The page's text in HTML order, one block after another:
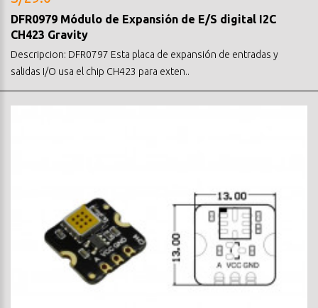
DFR0979 Módulo de Expansión de E/S digital I2C
CH423 Gravity
Descripcion: DFR0797 Esta placa de expansión de entradas y
salidas I/O usa el chip CH423 para exten..